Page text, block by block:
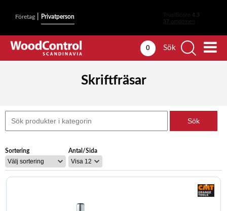
Företag Privatperson
0 Sök
Skriftfräsar
Sortering Antal/Sida